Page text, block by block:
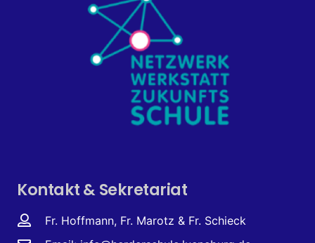
Kontakt & Sekretariat
Fr. Hoffmann, Fr. Marotz & Fr. Schieck